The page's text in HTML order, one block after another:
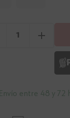
Envío entre 48 y 72